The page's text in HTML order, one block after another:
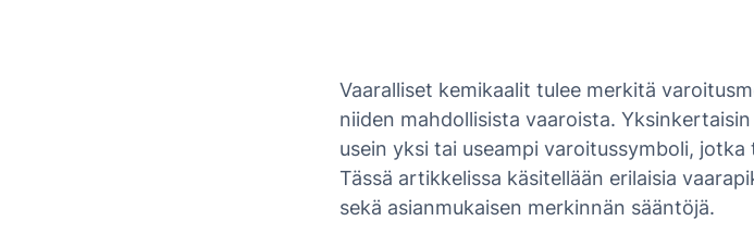
Vaaralliset kemikaalit tulee merkitä
niiden mahdollisista vaaroista.
usein yksi tai useampi varoitussymboli,
Tässä artikkelissa käsitellään erilaisia
sekä asianmukaisen merkinnän sääntöjä.